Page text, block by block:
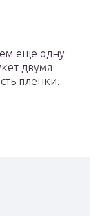
еще одну
двумя
пленки.